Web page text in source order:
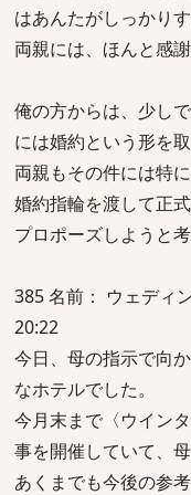
はあんたがしっかり
両親には、ほんと感
俺の方からは、少し
には婚約という形を
両親もその件には特
婚約指輪を渡して正
プロポーズしようと考
385 名前： ウェディ
20:22
今日、母の指示で向
なホテルでした。
今月末まで〈ウイン
事を開催していて、
あくまでも今後の参